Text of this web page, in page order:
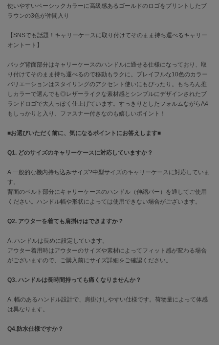
COLE HAAN
コール ハーン
CONVERSE
コンバース
DANSKIN
ダンスキン
エイミー イストワール
emmi
emmi atelier
エミ アトリエ
エミヨガ
ETRÉ TOKYO
エトレトウキョウ
FILA
使いやすいベーシックカラーに高級感あるゴールドのロゴをプリントしたブ
ラウンの3色が仲間入り
【SNSでも話題！キャリーケースに取り付けてそのまま持ち運べるキャリー
オントート】
バッグ背面部分はキャリーケースのハンドルに通せる仕様になっており、取
り付けてそのまま持ち運べるので移動もラクに。プレイフルな10色のカラー
バリエーションはスタイリングのアクセント使いにもぴったり。もちろん推
しカラーで選んでも◎レザーライクな素材感とシンプルにデザインされたブ
ランドロゴで大人っぽく仕上げています。すっきりとしたフォルムながらA4
もしっかりと入り、ファスナー付きなのも嬉しいポイント！
■お選びいただく前に、気になるポイントにお答えします■
Q1. どのサイズのキャリーケースに対応していますか？
A.一般的な機内持ち込みサイズ?中型サイズのキャリーケースに対応していま
す。
背面のベルト部分にキャリーケースのハンドル（伸縮バー）を通してご使用
ください。ハンドル幅や形状によっては使用できない場合がございます。
Q2. アウターを着ても肩掛けはできますか？
A. ハンドルは長めに設定しています。
アウター着用時はアウターのサイズや素材によってフィット感が変わる場合
がございますので、ご購入前にサイズ詳細をご確認ください。
Q3. ハンドルは長時間持っても痛くなりませんか？
A. 幅のあるハンドル設計で、肩掛けしやすい仕様です。荷物量によって体感
は異なります。
Q4.防水仕様ですか？